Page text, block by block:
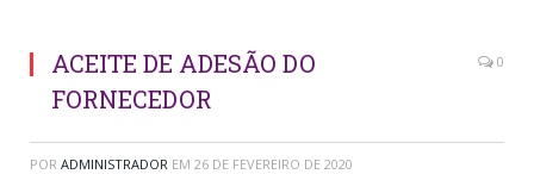
ACEITE DE ADESÃO DO
FORNECEDOR
0
POR ADMINISTRADOR EM 26 DE FEVEREIRO DE 2020